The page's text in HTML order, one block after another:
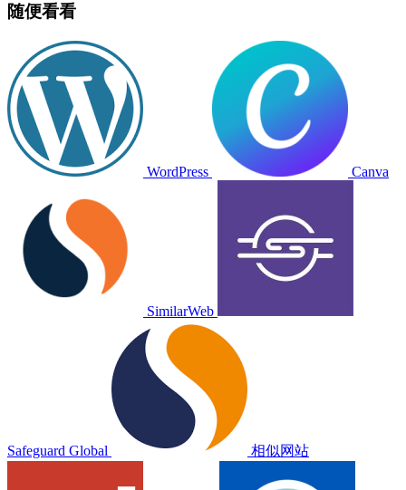
随便看看
WordPress Canva
SimilarWeb
Safeguard Global 相似网站